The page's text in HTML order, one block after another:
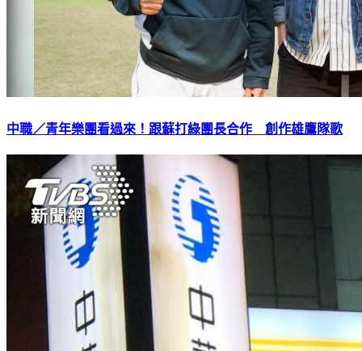
中職／青年樂團看過來！跟蘇打綠團長合作 創作雄鷹隊歌